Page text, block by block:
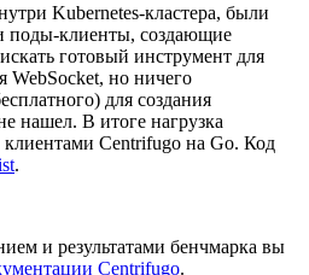
Kubernetes-кластера, были
поды-клиенты, создающие
готовый инструмент для
WebSocket, но ничего
для создания
нашел. В итоге нагрузка
клиентами Centrifugo на Go. Код
.
и результатами бенчмарка вы
Centrifugo.